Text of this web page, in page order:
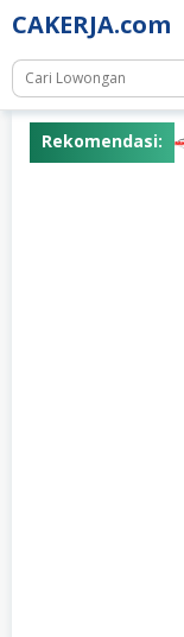
Skip
to
content
CAKERJA.com
Rekomendasi:
Indonesia